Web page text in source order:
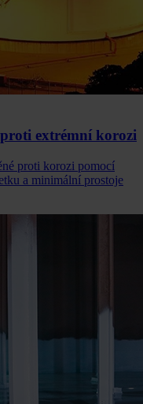
extrémní korozi
proti korozi pomocí
a minimální prostoje